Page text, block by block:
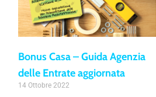
Bonus Casa – Guida Agenzia
delle Entrate aggiornata
14 Ottobre 2022